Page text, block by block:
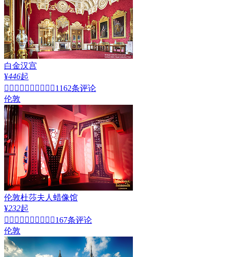
查看全部点评
看了该景点的人还看了
白金汉宫
¥446
起
 1162条评论
伦敦